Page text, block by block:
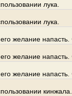
лука.
лука.
желание
желание
желание
кинжала.